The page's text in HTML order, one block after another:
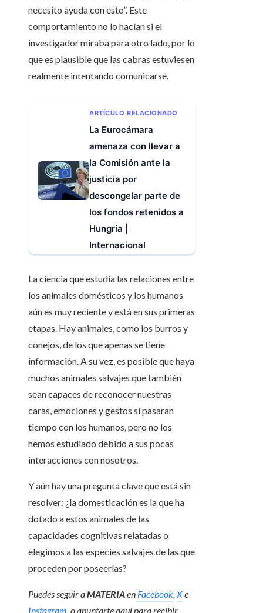
necesito ayuda con esto”. Este
comportamiento no lo hacían si el
investigador miraba para otro lado, por lo
que es plausible que las cabras estuviesen
realmente intentando comunicarse.
ARTÍCULO RELACIONADO
La Eurocámara
amenaza con llevar a
la Comisión ante la
justicia por
descongelar parte de
los fondos retenidos a
Hungría |
Internacional
La ciencia que estudia las relaciones entre
los animales domésticos y los humanos
aún es muy reciente y está en sus primeras
etapas. Hay animales, como los burros y
conejos, de los que apenas se tiene
información. A su vez, es posible que haya
muchos animales salvajes que también
sean capaces de reconocer nuestras
caras, emociones y gestos si pasaran
tiempo con los humanos, pero no los
hemos estudiado debido a sus pocas
interacciones con nosotros.
Y aún hay una pregunta clave que está sin
resolver: ¿la domesticación es la que ha
dotado a estos animales de las
capacidades cognitivas relatadas o
elegimos a las especies salvajes de las que
proceden por poseerlas?
Puedes seguir aMATERIAen Facebook, Xe
Instagram , o apuntarte aquí para recibir